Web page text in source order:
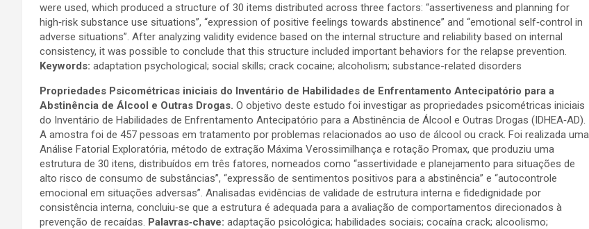
were used, which produced a structure of 30 items distributed across three factors: “assertiveness and planning for
high‑risk substance use situations”, “expression of positive feelings towards abstinence” and “emotional self‑control in
adverse situations”. After analyzing validity evidence based on the internal structure and reliability based on internal
consistency, it was possible to conclude that this structure included important behaviors for the relapse prevention.
Keywords: adaptation psychological; social skills; crack cocaine; alcoholism; substance-related disorders
Propriedades Psicométricas iniciais do Inventário de Habilidades de Enfrentamento Antecipatório para a
Abstinência de Álcool e Outras Drogas. O objetivo deste estudo foi investigar as propriedades psicométricas iniciais
do Inventário de Habilidades de Enfrentamento Antecipatório para a Abstinência de Álcool e Outras Drogas (IDHEA‑AD).
A amostra foi de 457 pessoas em tratamento por problemas relacionados ao uso de álcool ou crack. Foi realizada uma
Análise Fatorial Exploratória, método de extração Máxima Verossimilhança e rotação Promax, que produziu uma
estrutura de 30 itens, distribuídos em três fatores, nomeados como “assertividade e planejamento para situações de
alto risco de consumo de substâncias”, “expressão de sentimentos positivos para a abstinência” e “autocontrole
emocional em situações adversas”. Analisadas evidências de validade de estrutura interna e fidedignidade por
consistência interna, concluiu‑se que a estrutura é adequada para a avaliação de comportamentos direcionados à
prevenção de recaídas. Palavras‑chave: adaptação psicológica; habilidades sociais; cocaína crack; alcoolismo;